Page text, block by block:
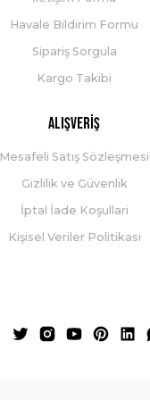
Havale Bildirim Formu
Sipariş Sorgula
Kargo Takibi
Alışveriş
Mesafeli Satış Sözleşmesi
Gizlilik ve Güvenlik
İptal İade Koşullari
Kişisel Veriler Politikası